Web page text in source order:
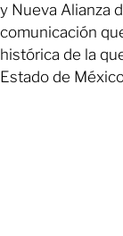
y Nueva Alianza
comunicación
histórica de la
Estado de